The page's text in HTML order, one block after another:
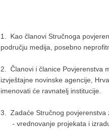
1. Kao članovi Stručnoga
području medija, posebno
2. Članovi i članice Povjerenstva
izvještajne novinske agencije,
imenovati će ravnatelj institucije.
3. Zadaće Stručnog povjerenstva
- vrednovanje projekata i